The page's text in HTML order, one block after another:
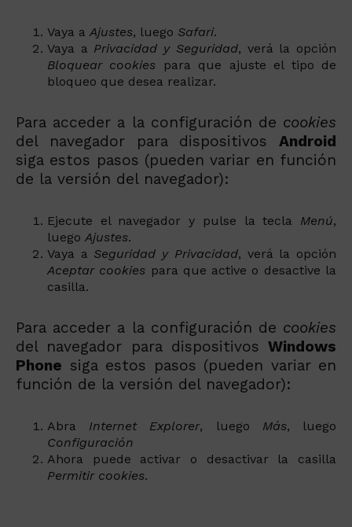
Vaya a Ajustes, luego Safari.
Vaya a Privacidad y Seguridad, verá la opción
Bloquear cookies para que ajuste el tipo de
bloqueo que desea realizar.
Para acceder a la configuración de cookies
del navegador para dispositivos Android
siga estos pasos (pueden variar en función
de la versión del navegador):
Ejecute el navegador y pulse la tecla Menú,
luego Ajustes.
Vaya a Seguridad y Privacidad, verá la opción
Aceptar cookies para que active o desactive la
casilla.
Para acceder a la configuración de cookies
del navegador para dispositivos Windows
Phone siga estos pasos (pueden variar en
función de la versión del navegador):
Abra Internet Explorer, luego Más, luego
Configuración
Ahora puede activar o desactivar la casilla
Permitir cookies.